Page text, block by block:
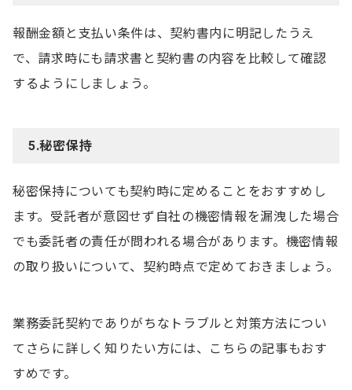
報酬金額と支払い条件は、契約書内に明記したうえ
で、請求時にも請求書と契約書の内容を比較して確認
するようにしましょう。
5.秘密保持
秘密保持についても契約時に定めることをおすすめし
ます。受託者が意図せず自社の機密情報を漏洩した場合
でも委託者の責任が問われる場合があります。機密情報
の取り扱いについて、契約時点で定めておきましょう。
業務委託契約でありがちなトラブルと対策方法につい
てさらに詳しく知りたい方には、こちらの記事もおす
すめです。